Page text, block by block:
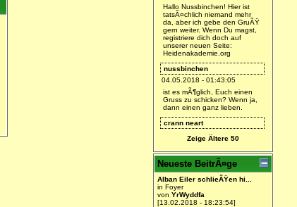
Hallo Nussbinchen! Hier ist
tatsÃ¤chlich niemand mehr
da, aber ich gebe den GruÃŸ
gern weiter. Wenn Du magst,
registriere dich doch auf
unserer neuen Seite:
Heidenakademie.org
nussbinchen
04.05.2018 - 01:43:05
ist es mÃ¶glich, Euch einen
Gruss zu schicken? Wenn ja,
dann einen ganz lieben.
crann neart
28.01.2018 - 21:22:41
Arianca
27.01.2018 - 18:47:09
Find ich gut =)
YrWyddfa
Zeige Ältere 50
Neueste BeitrÃ¤ge
Alban Eiler schlieÃŸen hi...
in Foyer
von YrWyddfa
[13.02.2018 - 18:23:54]